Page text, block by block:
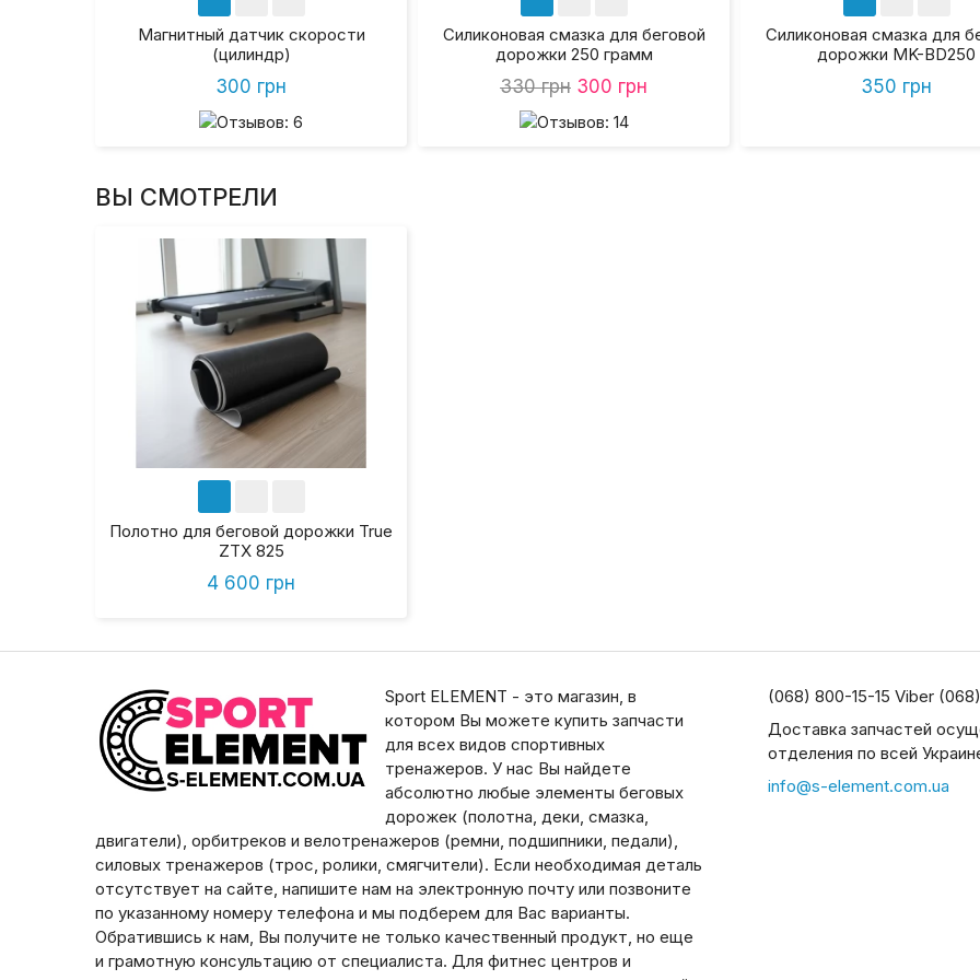
Магнитный датчик скорости
(цилиндр)
300 грн
Силиконовая смазка для беговой
дорожки 250 грамм
330 грн 300 грн
Силиконовая смазка для
дорожки MK-BD250
350 грн
ВЫ СМОТРЕЛИ
Полотно для беговой дорожки True
ZTX 825
4 600 грн
Sport ELEMENT - это магазин, в
котором Вы можете купить запчасти
для всех видов спортивных
тренажеров. У нас Вы найдете
абсолютно любые элементы беговых
дорожек (полотна, деки, смазка,
двигатели), орбитреков и велотренажеров (ремни, подшипники, педали),
силовых тренажеров (трос, ролики, смягчители). Если необходимая деталь
отсутствует на сайте, напишите нам на электронную почту или позвоните
по указанному номеру телефона и мы подберем для Вас варианты.
Обратившись к нам, Вы получите не только качественный продукт, но еще
и грамотную консультацию от специалиста. Для фитнес центров и
(068) 800-15-15 Viber
Доставка запчастей
отделения по всей
info@s-element.com.ua